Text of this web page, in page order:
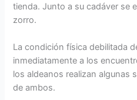
tienda. Junto a su cadáver se
zorro.
La condición física debilitada
inmediatamente a los
los aldeanos realizan algunas
de ambos.